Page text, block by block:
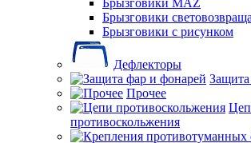
Брызговики MAZ
Брызговики
Брызговики с рисунком
Дефлекторы
Прочее
противоскольжения